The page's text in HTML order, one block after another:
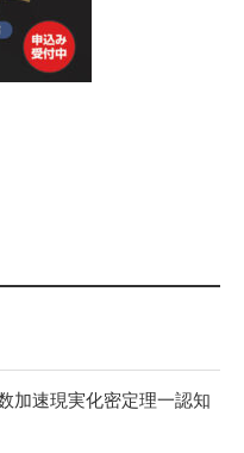
加速現実化密定理一認知